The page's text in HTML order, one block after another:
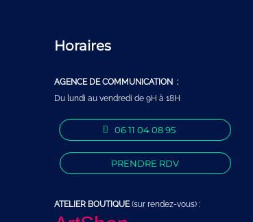
Horaires
AGENCE DE COMMUNICATION :
Du lundi au vendredi de 9H à 18H
06 11 04 08 95
PRENDRE RDV
ATELIER BOUTIQUE(sur rendez-vous) :